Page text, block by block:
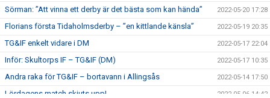
Sörman: ”Att vinna ett derby är det bästa som kan hända” 2022-05-20 17:28
Florians första Tidaholmsderby – ”en kittlande känsla” 2022-05-19 20:35
TG&IF enkelt vidare i DM 2022-05-17 22:04
Inför: Skultorps IF – TG&IF (DM) 2022-05-17 10:35
Andra raka för TG&IF – bortavann i Allingsås 2022-05-14 17:50
Lördagens match skjuts upp! 2022-05-06 14:42